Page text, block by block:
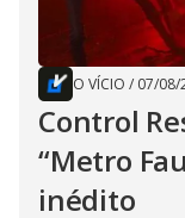
O VÍCIO / 07/08/
Control
“Metro
inédito